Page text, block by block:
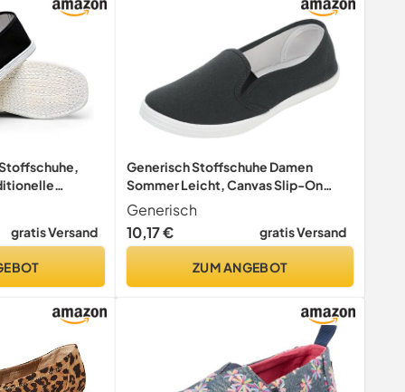
: Bla
gratis Versand
Generisch Stoffschuhe Damen
Sommer Leicht, Canvas Slip-On
Freizeitschuhe
Generisch
10,17 €
gratis Versand
ZUM ANGEBOT